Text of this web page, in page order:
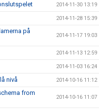
2014-11-30 13:19
2014-11-28 15:39
på
2014-11-17 19:03
2014-11-13 12:59
2014-11-03 16:24
nivå 2014-10-16 11:12
from
2014-10-16 11:07